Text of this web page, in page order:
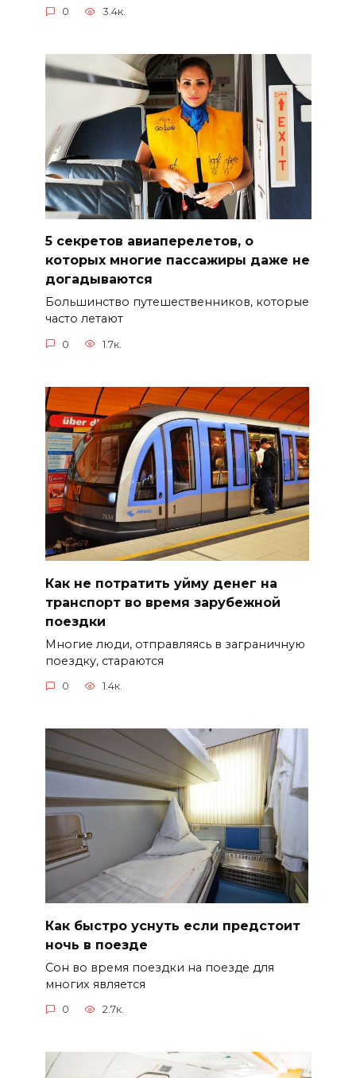
0 3.4к.
5 секретов авиаперелетов, о
которых многие пассажиры даже не
догадываются
Большинство путешественников, которые
часто летают
0 1.7к.
Как не потратить уйму денег на
транспорт во время зарубежной
поездки
Многие люди, отправляясь в заграничную
поездку, стараются
0 1.4к.
Как быстро уснуть если предстоит
ночь в поезде
Сон во время поездки на поезде для
многих является
0 2.7к.